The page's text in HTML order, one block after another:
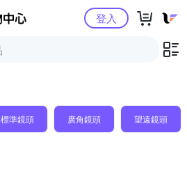
Yahoo購物中心登入
標準鏡頭 廣角鏡頭 望遠鏡頭